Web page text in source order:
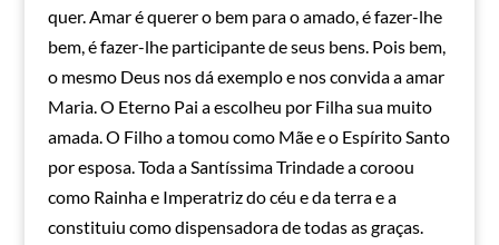
quer. Amar é querer o bem para o amado, é fazer-lhe
bem, é fazer-lhe participante de seus bens. Pois bem,
o mesmo Deus nos dá exemplo e nos convida a amar
Maria. O Eterno Pai a escolheu por Filha sua muito
amada. O Filho a tomou como Mãe e o Espírito Santo
por esposa. Toda a Santíssima Trindade a coroou
como Rainha e Imperatriz do céu e da terra e a
constituiu como dispensadora de todas as graças.